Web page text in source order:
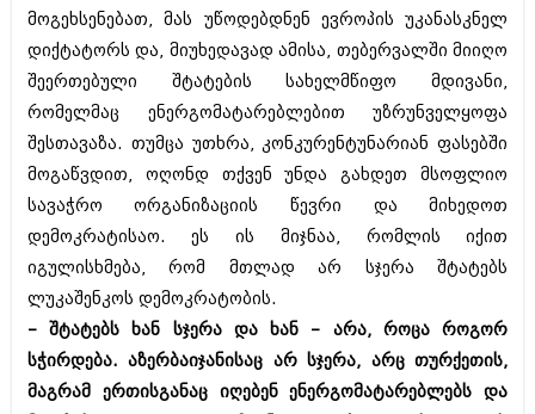
აგვისტო 0215 (2)
ივნისი 0212 (2)
ნოემბერი 0201 (1)
მოგეხსენებათ, მას უწოდებდნენ ევროპის უკანასკნელ
დიქტატორს და, მიუხედავად ამისა, თებერვალში მიიღო
შეერთებული შტატების სახელმწიფო მდივანი,
რომელმაც ენერგომატარებლებით უზრუნველყოფა
შესთავაზა. თუმცა უთხრა, კონკურენტუნარიან ფასებში
მოგაწვდით, ოღონდ თქვენ უნდა გახდეთ მსოფლიო
სავაჭრო ორგანიზაციის წევრი და მიხედოთ
დემოკრატისაო. ეს ის მიჯნაა, რომლის იქით
იგულისხმება, რომ მთლად არ სჯერა შტატებს
ლუკაშენკოს დემოკრატობის.
– შტატებს ხან სჯერა და ხან – არა, როცა როგორ
სჭირდება. აზერბაიჯანისაც არ სჯერა, არც თურქეთის,
მაგრამ ერთისგანაც იღებენ ენერგომატარებლებს და